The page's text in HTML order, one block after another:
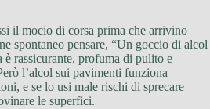
il mocio di corsa prima che arrivino
spontaneo pensare, “Un goccio di alcol
è rassicurante, profuma di pulito e
l’alcol sui pavimenti funziona
e se lo usi male rischi di sprecare
le superfici.